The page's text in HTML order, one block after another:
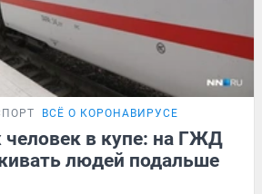
ВСЁ О КОРОНАВИРУСЕ
человек в купе: на ГЖД
людей подальше